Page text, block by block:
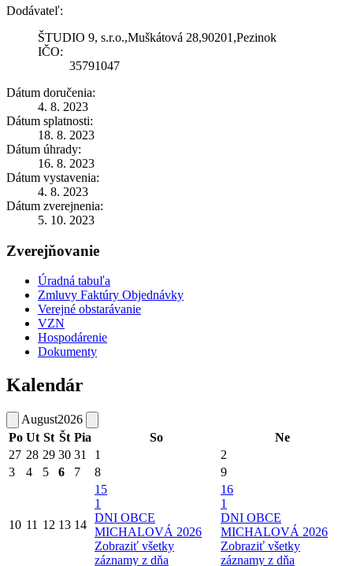
Dodávateľ:
ŠTUDIO 9, s.r.o.,Muškátová 28,90201,Pezinok
IČO:
35791047
Dátum doručenia:
4. 8. 2023
Dátum splatnosti:
18. 8. 2023
Dátum úhrady:
16. 8. 2023
Dátum vystavenia:
4. 8. 2023
Dátum zverejnenia:
5. 10. 2023
Zverejňovanie
Úradná tabuľa
Zmluvy Faktúry Objednávky
Verejné obstarávanie
VZN
Hospodárenie
Dokumenty
Kalendár
August2026
Po Ut St Št Pia So
Ne
27 28 29 30 31 1
2
3
4 5 6 7 8 9
10 11 12 13 14
15
1
DNI OBCE
MICHALOVÁ 2026
Zobraziť všetky
záznamy z dňa
16
1
DNI OBCE
MICHALOVÁ 2026
Zobraziť všetky
záznamy z dňa